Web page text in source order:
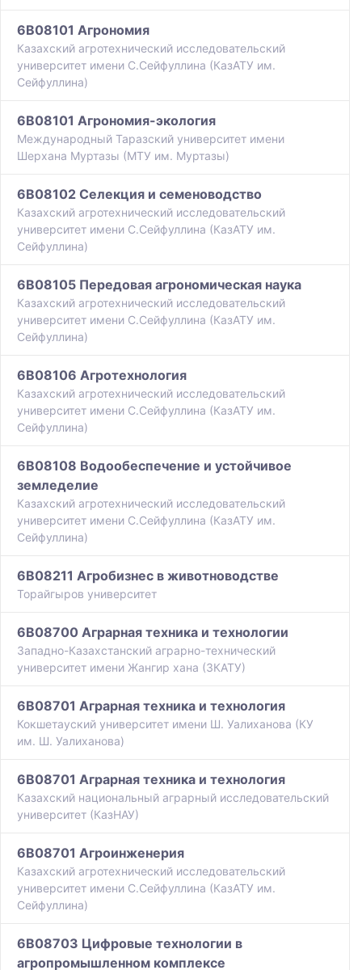
6B08101 Агрономия
Казахский агротехнический исследовательский
университет имени С.Сейфуллина (КазАТУ им.
Сейфуллина)
6B08101 Агрономия-экология
Международный Таразский университет имени
Шерхана Муртазы (МТУ им. Муртазы)
6B08102 Селекция и семеноводство
Казахский агротехнический исследовательский
университет имени С.Сейфуллина (КазАТУ им.
Сейфуллина)
6B08105 Передовая агрономическая наука
Казахский агротехнический исследовательский
университет имени С.Сейфуллина (КазАТУ им.
Сейфуллина)
6B08106 Агротехнология
Казахский агротехнический исследовательский
университет имени С.Сейфуллина (КазАТУ им.
Сейфуллина)
6B08108 Водообеспечение и устойчивое
земледелие
Казахский агротехнический исследовательский
университет имени С.Сейфуллина (КазАТУ им.
Сейфуллина)
6B08211 Агробизнес в животноводстве
Торайгыров университет
6B08700 Аграрная техника и технологии
Западно-Казахстанский аграрно-технический
университет имени Жангир хана (ЗКАТУ)
6B08701 Аграрная техника и технология
Кокшетауский университет имени Ш. Уалиханова (КУ
им. Ш. Уалиханова)
6B08701 Аграрная техника и технология
Казахский национальный аграрный исследовательский
университет (КазНАУ)
6B08701 Агроинженерия
Казахский агротехнический исследовательский
университет имени С.Сейфуллина (КазАТУ им.
Сейфуллина)
6B08703 Цифровые технологии в
агропромышленном комплексе